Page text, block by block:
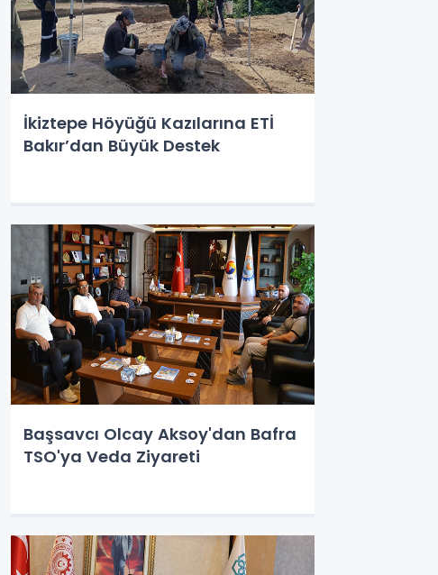
İkiztepe Höyüğü Kazılarına ETİ
Bakır’dan Büyük Destek
Başsavcı Olcay Aksoy'dan Bafra
TSO'ya Veda Ziyareti